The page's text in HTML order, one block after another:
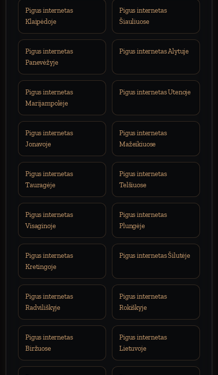
Pigus internetas
Klaipėdoje
Pigus internetas
Šiauliuose
Pigus internetas
Panevėžyje
Pigus internetas Alytuje
Pigus internetas
Marijampolėje
Pigus internetas Utenoje
Pigus internetas
Jonavoje
Pigus internetas
Mažeikiuose
Pigus internetas
Tauragėje
Pigus internetas
Telšiuose
Pigus internetas
Visaginoje
Pigus internetas
Plungėje
Pigus internetas
Kretingoje
Pigus internetas Šilutėje
Pigus internetas
Radviliškyje
Pigus internetas
Rokiškyje
Pigus internetas
Biržuose
Pigus internetas
Lietuvoje